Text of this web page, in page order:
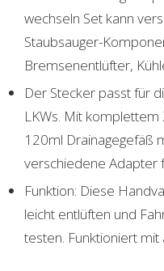
wechseln Set kann
Staubsauger-
Bremsenentlüfter,
Der Stecker passt für
LKWs. Mit
120ml Drainagegefäß
verschiedene Adapter
Funktion: Diese
leicht entlüften und
testen. Funktioniert